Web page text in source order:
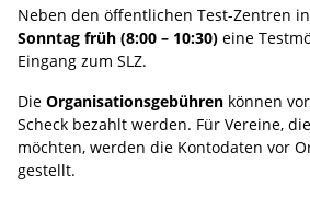
Neben den öffentlichen Test-Zentren
Sonntag früh (8:00 – 10:30) eine
Eingang zum SLZ.
Die Organisationsgebühren können
Scheck bezahlt werden. Für Vereine,
möchten, werden die Kontodaten vor
gestellt.